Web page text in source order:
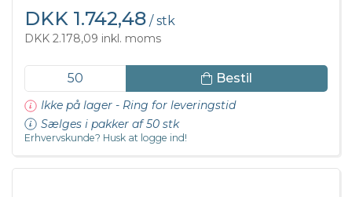
DKK 1.742,48 / stk
DKK 2.178,09 inkl. moms
Bestil
Ikke på lager - Ring for leveringstid
Sælges i pakker af 50 stk
Erhvervskunde? Husk at logge ind!